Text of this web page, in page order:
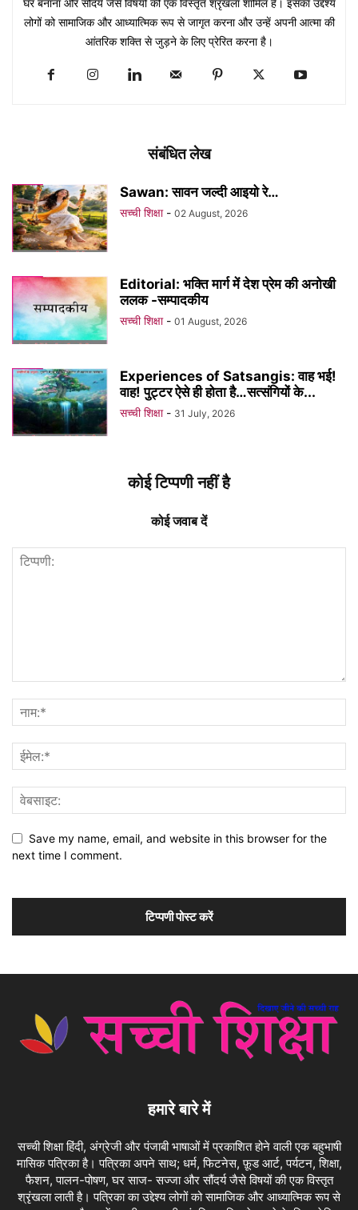
घर बनाना और सौंदर्य जैसे विषयों की एक विस्तृत श्रृंखला शामिल है। इसका उद्देश्य
लोगों को सामाजिक और आध्यात्मिक रूप से जागृत करना और उन्हें अपनी आत्मा की
आंतरिक शक्ति से जुड़ने के लिए प्रेरित करना है।
संबंधित लेख
Sawan: सावन जल्दी आइयो रे…
सच्ची शिक्षा - 02 August, 2026
Editorial: भक्ति मार्ग में देश प्रेम की अनोखी
ललक -सम्पादकीय
सच्ची शिक्षा - 01 August, 2026
Experiences of Satsangis: वाह भई!
वाह! पुट्टर ऐसे ही होता है…सत्संगियों के...
सच्ची शिक्षा - 31 July, 2026
कोई टिप्पणी नहीं है
कोई जवाब दें
Save my name, email, and website in this browser for the
next time I comment.
हमारे बारे में
सच्ची शिक्षा हिंदी, अंग्रेजी और पंजाबी भाषाओं में प्रकाशित होने वाली एक बहुभाषी
मासिक पत्रिका है। पत्रिका अपने साथ; धर्म, फिटनेस, फ़ूड आर्ट, पर्यटन, शिक्षा,
फैशन, पालन-पोषण, घर साज- सज्जा और सौंदर्य जैसे विषयों की एक विस्तृत
श्रृंखला लाती है। पत्रिका का उद्देश्य लोगों को सामाजिक और आध्यात्मिक रूप से